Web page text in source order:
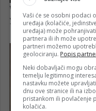
Vaši će se osobni podaci
uređaja (kolačiće,
uređaja) može
partnera ili ih može
partneri možemo
geolociranju. Popis
Neki dobavljači mogu
temelju legitimnog
nastavku možete
dnu ove stranice ili na
pristankom ili povlačenje
kolačića.